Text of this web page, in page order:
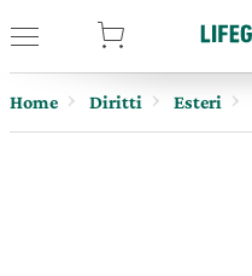
Home Diritti Esteri